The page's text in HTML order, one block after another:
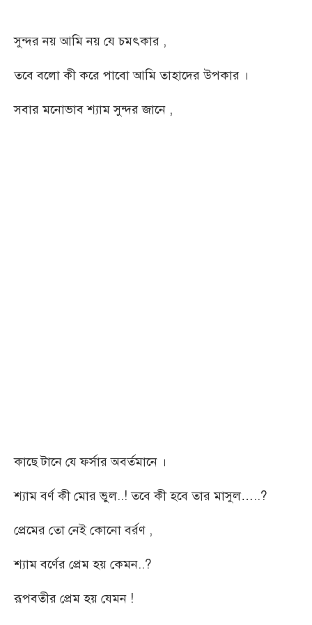
সুন্দর নয় আমি নয় যে চমৎকার ,
তবে বলো কী করে পাবো আমি তাহাদের উপকার ।
সবার মনোভাব শ্যাম সুন্দর জানে ,
কাছে টানে যে ফর্সার অবর্তমানে ।
শ্যাম বর্ণ কী মোর ভুল..! তবে কী হবে তার মাসুল…..?
প্রেমের তো নেই কোনো বর্রণ ,
শ্যাম বর্ণের প্রেম হয় কেমন..?
রূপবতীর প্রেম হয় যেমন !